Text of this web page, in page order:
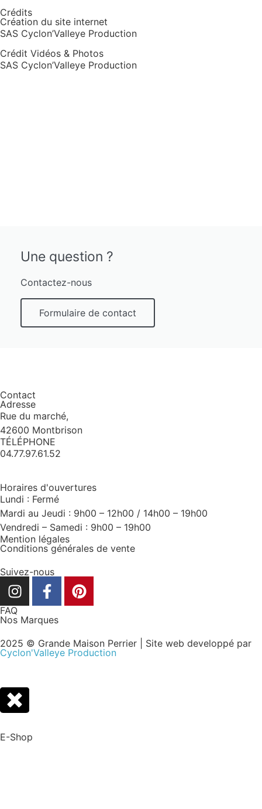
Crédits
Création du site internet
SAS Cyclon’Valleye Production
Crédit Vidéos & Photos
SAS Cyclon’Valleye Production
Une question ?
Contactez-nous
Formulaire de contact
Contact
Adresse
Rue du marché,
42600 Montbrison
TÉLÉPHONE
04.77.97.61.52
Horaires d'ouvertures
Lundi : Fermé
Mardi au Jeudi : 9h00 – 12h00 / 14h00 – 19h00
Vendredi – Samedi : 9h00 – 19h00
Mention légales
Conditions générales de vente
Suivez-nous
FAQ
Nos Marques
2025 © Grande Maison Perrier | Site web developpé par
Cyclon'Valleye Production
E-Shop